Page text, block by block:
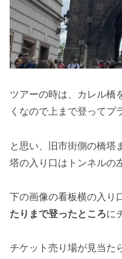
ツアーの時は、カレル橋
くなので上まで登ってプ
と思い、旧市街側の橋塔
塔の入り口はトンネルの
下の画像の看板横の入り
たりまで登ったところに
チケット売り場が見当た